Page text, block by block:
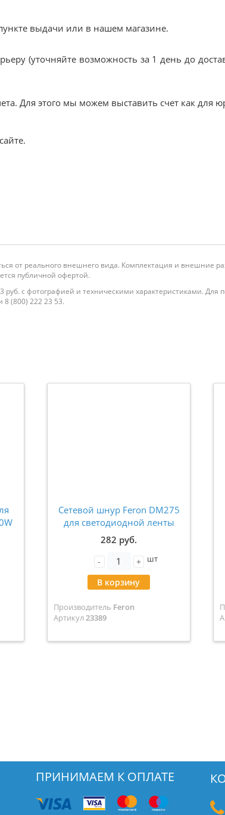
выдачи или в нашем магазине.
(уточняйте возможность за 1 день до
Для этого мы можем выставить счет как для
от реального внешнего вида. Комплектация и внешние
публичной офертой.
руб. с фотографией и техническими характеристиками. Для
8 (800) 222 23 53.
Сетевой шнур Feron DM275
для светодиодной ленты
LS705 220V на 50м 23389
282 руб.
- + шт
В корзину
Производитель Feron
Артикул23389
ПРИНИМАЕМ К ОПЛАТЕ